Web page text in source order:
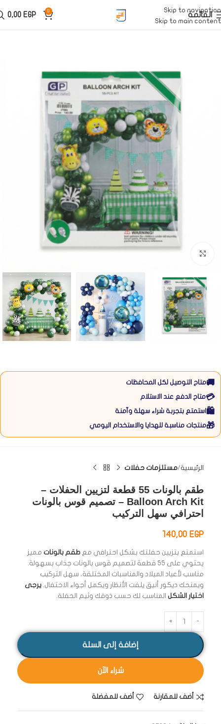
Skip to navigation
Skip to main content
القائمة 0
0,00 EGP
🚚متاح التوصيل لكل المحافظات
💳متاح الدفع عند الاستلام
🛍️ استمتع بتجربة شراء سهلة وآمنة
🎁منتجات مناسبة للهدايا والاستخدام اليومي
الرئيسية مستلزمات حفلات
طقم بالونات 55 قطعة لتزيين الحفلات –
Balloon Arch Kit – تصميم قوس بالونات
احترافي سهل التركيب
140,00 EGP
استمتع بتزيين حفلتك بشكل احترافي مع طقم بالونات مميز
يحتوي على 55 قطعة لتصميم قوس بالونات جذاب بسهولة.
مناسب لأعياد الميلاد والمناسبات المختلفة، سهل التركيب
ويمنحك ديكور أنيق يلفت الأنظار ويكمل أجواء الاحتفال. يرجى
اختيار الشكل المناسب لك حسب ذوقك وثيم الحفلة.
إضافة إلى السلة
شراء الآن
أضف للمقارنة أضف للمفضلة